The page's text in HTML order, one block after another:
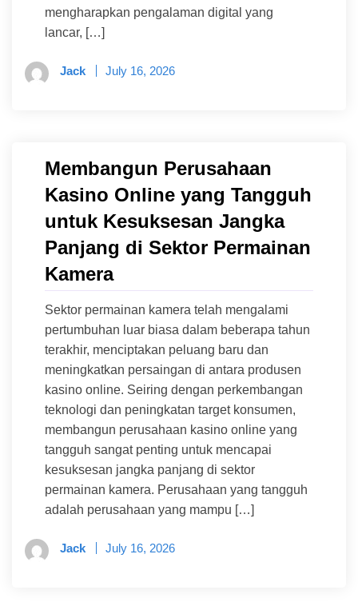
mengharapkan pengalaman digital yang
lancar, […]
Jack July 16, 2026
Membangun Perusahaan
Kasino Online yang Tangguh
untuk Kesuksesan Jangka
Panjang di Sektor Permainan
Kamera
Sektor permainan kamera telah mengalami
pertumbuhan luar biasa dalam beberapa tahun
terakhir, menciptakan peluang baru dan
meningkatkan persaingan di antara produsen
kasino online. Seiring dengan perkembangan
teknologi dan peningkatan target konsumen,
membangun perusahaan kasino online yang
tangguh sangat penting untuk mencapai
kesuksesan jangka panjang di sektor
permainan kamera. Perusahaan yang tangguh
adalah perusahaan yang mampu […]
Jack July 16, 2026